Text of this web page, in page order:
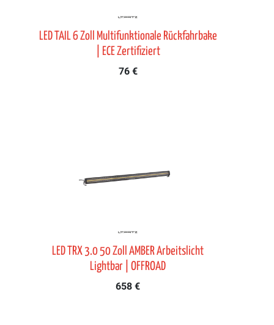
LED TAIL 6 Zoll Multifunktionale Rückfahrbake
| ECE Zertifiziert
76 €
LED TRX 3.0 50 Zoll AMBER Arbeitslicht
Lightbar | OFFROAD
658 €